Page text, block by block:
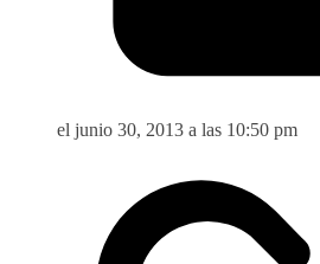
el junio 30, 2013 a las 10:50 pm